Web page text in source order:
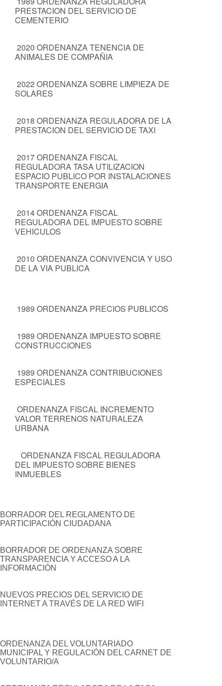
PRESTACION DEL SERVICIO DE
CEMENTERIO
2020 ORDENANZA TENENCIA DE
ANIMALES DE COMPAÑIA
2022 ORDENANZA SOBRE LIMPIEZA DE
SOLARES
2018 ORDENANZA REGULADORA DE LA
PRESTACION DEL SERVICIO DE TAXI
2017 ORDENANZA FISCAL
REGULADORA TASA UTILIZACION
ESPACIO PUBLICO POR INSTALACIONES
TRANSPORTE ENERGIA
2014 ORDENANZA FISCAL
REGULADORA DEL IMPUESTO SOBRE
VEHICULOS
2010 ORDENANZA CONVIVENCIA Y USO
DE LA VIA PUBLICA
1989 ORDENANZA PRECIOS PUBLICOS
1989 ORDENANZA IMPUESTO SOBRE
CONSTRUCCIONES
1989 ORDENANZA CONTRIBUCIONES
ESPECIALES
ORDENANZA FISCAL INCREMENTO
VALOR TERRENOS NATURALEZA
URBANA
ORDENANZA FISCAL REGULADORA
DEL IMPUESTO SOBRE BIENES
INMUEBLES
BORRADOR DEL REGLAMENTO DE
PARTICIPACIÓN CIUDADANA
BORRADOR DE ORDENANZA SOBRE
TRANSPARENCIA Y ACCESO A LA
INFORMACIÓN
NUEVOS PRECIOS DEL SERVICIO DE
INTERNET A TRAVÉS DE LA RED WIFI
ORDENANZA DEL VOLUNTARIADO
MUNICIPAL Y REGULACIÓN DEL CARNET DE
VOLUNTARIO/A